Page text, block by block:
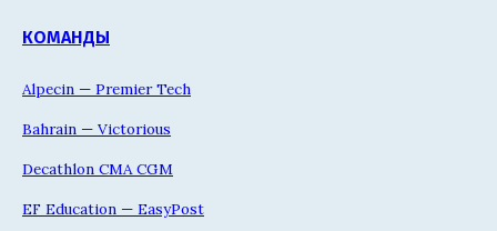
КОМАНДЫ
Alpecin — Premier Tech
Bahrain — Victorious
Decathlon CMA CGM
EF Education — EasyPost